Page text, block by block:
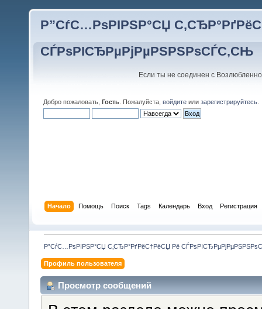
Р”СѓС…РѕРІРЅР°СЏ
СЃРѕРІСЂРµРјРµРЅРЅРѕСЃС‚СЊ
Если ты не соединен с
Добро пожаловать, Гость . Пожалуйста, войдите или зарегистрируйтесь
Начало Помощь Поиск Tags Календарь Вход Регистрация
Р”СѓС…РѕРІРЅР°СЏ С‚СЂР°РґРёС†РёСЏ Рё
Профиль пользователя
Просмотр сообщений